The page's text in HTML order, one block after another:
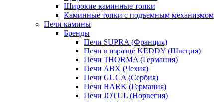
Широкие каминные топки
Каминные топки с подъемным механизмом
Печи камины
Бренды
Печи SUPRA (Франция)
Печи в изразце KEDDY (Швеция)
Печи THORMA (Германия)
Печи ABX (Чехия)
Печи GUCA (Сербия)
Печи HARK (Германия)
Печи JOTUL (Норвегия)